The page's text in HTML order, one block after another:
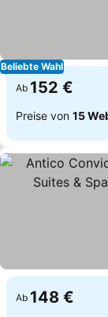
Beliebte Wahl
Ab 152 €
Preise von 15
Ab 148 €